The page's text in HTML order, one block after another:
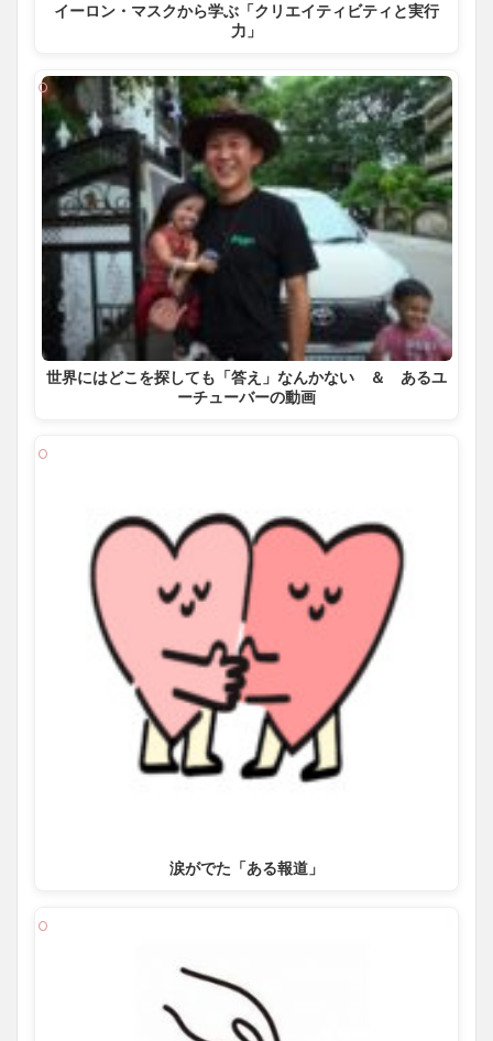
イーロン・マスクから学ぶ「クリエイティビティと実行
力」
世界にはどこを探しても「答え」なんかない ＆ あるユ
ーチューバーの動画
涙がでた「ある報道」